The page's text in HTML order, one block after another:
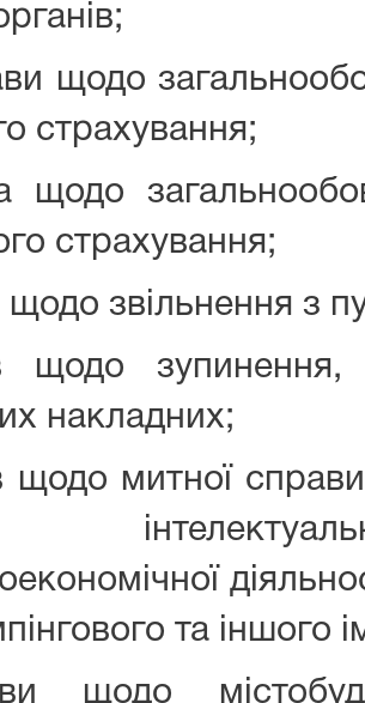
щодо
страхування;
щодо
страхування;
звільнення з
щодо зупинення,
накладних;
щодо митної
та іншого
щодо